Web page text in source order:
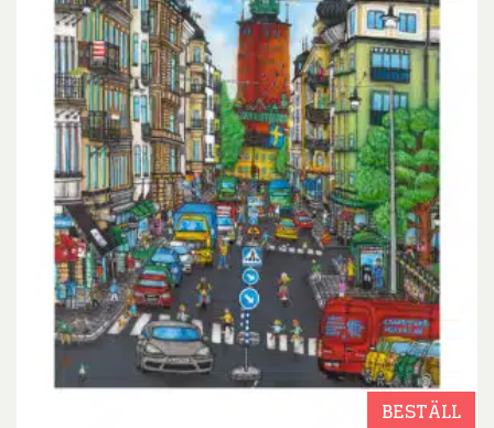
BESTÄLL